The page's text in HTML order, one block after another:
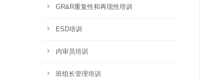
GR&R重复性和再现性培训
ESD培训
内审员培训
班组长管理培训